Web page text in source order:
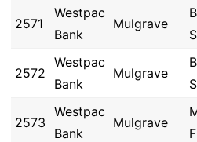
2571
Westpac
Bank
Mulgrave
2572
Westpac
Bank
Mulgrave
2573
Westpac
Bank
Mulgrave